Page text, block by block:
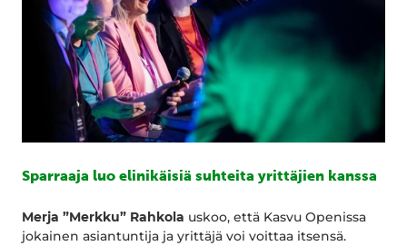
Sparraaja luo elinikäisiä suhteita yrittäjien kanssa
Merja ”Merkku” Rahkola uskoo, että Kasvu Openissa
jokainen asiantuntija ja yrittäjä voi voittaa itsensä.